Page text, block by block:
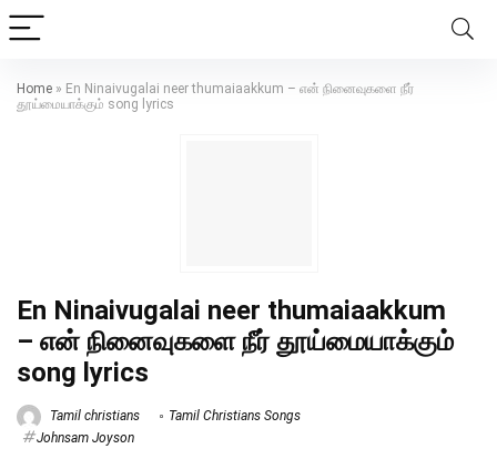
Home » En Ninaivugalai neer thumaiaakkum – என் நினைவுகளை நீர்
தூய்மையாக்கும் song lyrics
En Ninaivugalai neer thumaiaakkum
– என் நினைவுகளை நீர் தூய்மையாக்கும்
song lyrics
Tamil christians
Tamil Christians Songs
Johnsam Joyson